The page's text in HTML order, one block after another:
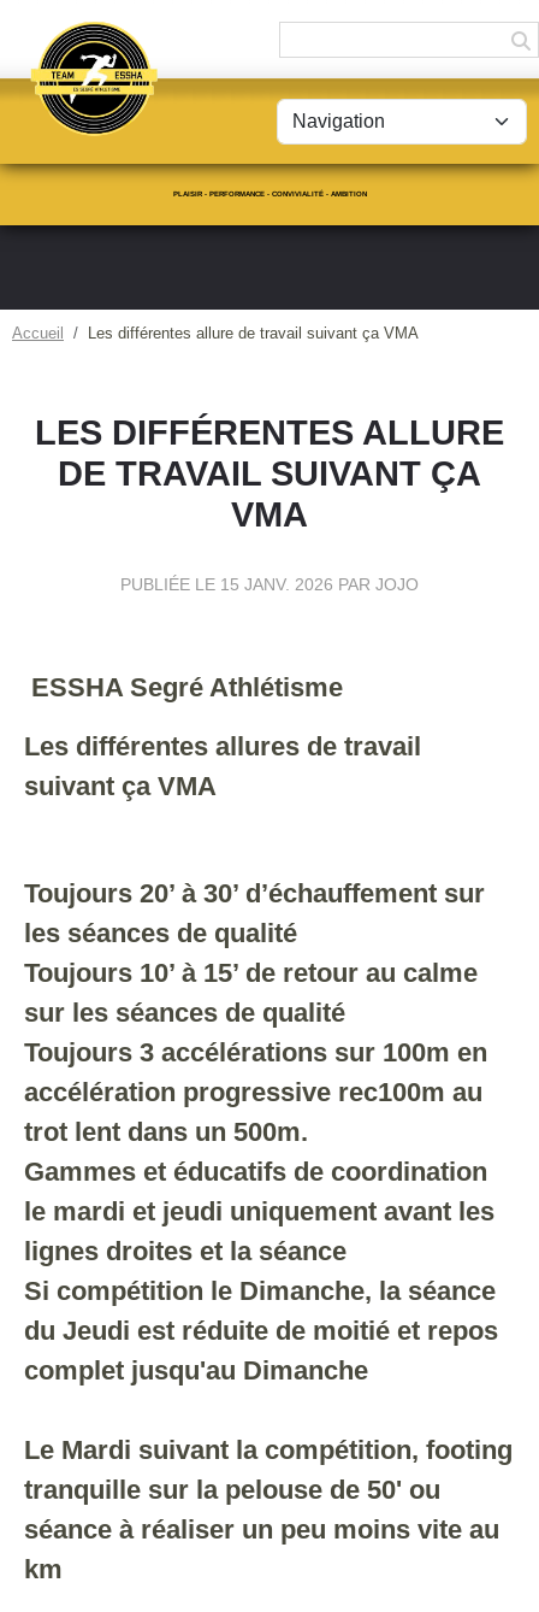
PLAISIR - PERFORMANCE - CONVIVIALITÉ - AMBITION
Accueil Les différentes allure de travail suivant ça VMA
LES DIFFÉRENTES ALLURE
DE TRAVAIL SUIVANT ÇA
VMA
PUBLIÉE LE 15 JANV. 2026 PAR JOJO
ESSHA Segré Athlétisme
Les différentes allures de travail
suivant ça VMA
Toujours 20’ à 30’ d’échauffement sur
les séances de qualité
Toujours 10’ à 15’ de retour au calme
sur les séances de qualité
Toujours 3 accélérations sur 100m en
accélération progressive rec100m au
trot lent dans un 500m.
Gammes et éducatifs de coordination
le mardi et jeudi uniquement avant les
lignes droites et la séance
Si compétition le Dimanche, la séance
du Jeudi est réduite de moitié et repos
complet jusqu'au Dimanche
Le Mardi suivant la compétition, footing
tranquille sur la pelouse de 50' ou
séance à réaliser un peu moins vite au
km